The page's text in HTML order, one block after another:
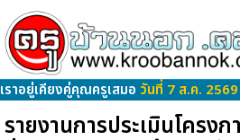
เราอยู่เคียงคู่คุณครูเสมอ วันที่ 7 ส.ค. 2569
รายงานการประเมินโครง